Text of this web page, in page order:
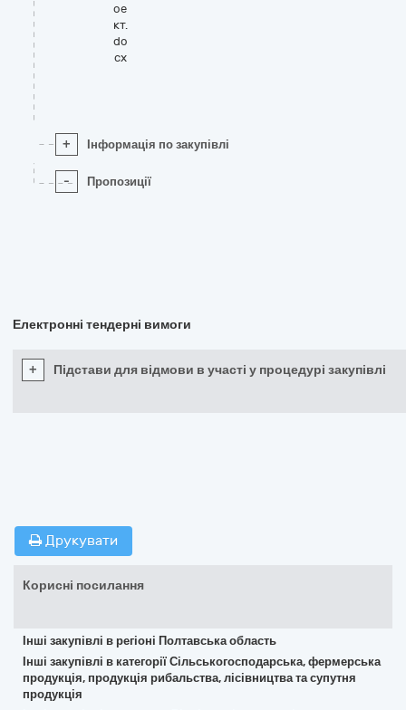
ое
кт.
do
cx
+ Інформація по закупівлі
- Пропозиції
Електронні тендерні вимоги
+ Підстави для відмови в участі у процедурі закупівлі
Друкувати
Корисні посилання
Інші закупівлі в регіоні Полтавська область
Інші закупівлі в категорії Сільськогосподарська, фермерська
продукція, продукція рибальства, лісівництва та супутня
продукція